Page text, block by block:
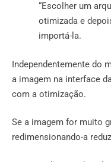
“Escolher um
otimizada e
importá-la.
Independentemente do
a imagem na interface
com a otimização.
Se a imagem for muito
redimensionando-a